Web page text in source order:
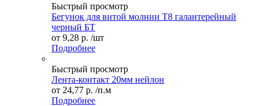
Быстрый просмотр
Бегунок для витой молнии Т8 галантерейный
черный БТ
от 9,28 р. /шт
Подробнее
Быстрый просмотр
Лента-контакт 20мм нейлон
от 24,77 р. /п.м
Подробнее